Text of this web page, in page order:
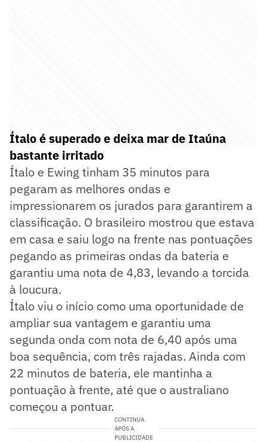
Ítalo é superado e deixa mar de Itaúna
bastante irritado
Ítalo e Ewing tinham 35 minutos para
pegaram as melhores ondas e
impressionarem os jurados para garantirem a
classificação. O brasileiro mostrou que estava
em casa e saiu logo na frente nas pontuações
pegando as primeiras ondas da bateria e
garantiu uma nota de 4,83, levando a torcida
à loucura.
Ítalo viu o início como uma oportunidade de
ampliar sua vantagem e garantiu uma
segunda onda com nota de 6,40 após uma
boa sequência, com três rajadas. Ainda com
22 minutos de bateria, ele mantinha a
pontuação à frente, até que o australiano
começou a pontuar.
CONTINUA
APÓS A
PUBLICIDADE